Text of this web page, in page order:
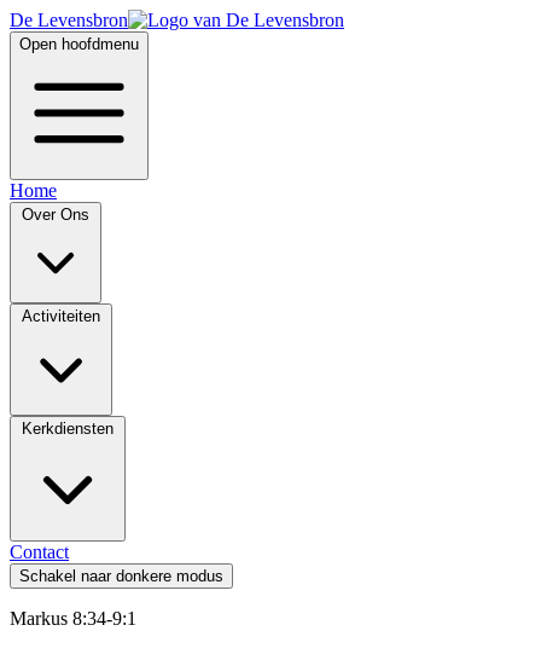
De Levensbron
Open hoofdmenu
Home
Contact
Schakel naar donkere modus
Markus 8:34-9:1